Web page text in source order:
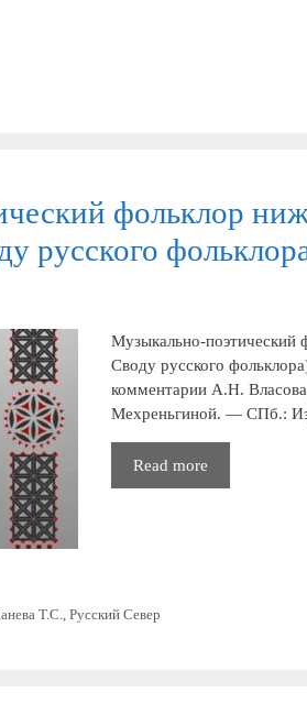
фольклор
русского
Музыкально-
Своду русского
комментарии А.Н.
Мехреньгиной. — СПб.:
Read more
поэтический
Т.С. Русский Север